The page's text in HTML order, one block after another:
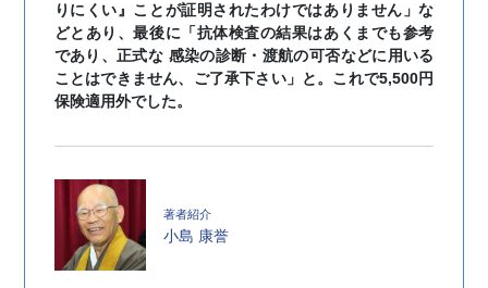
りにくい』ことが証明されたわけではありません」な
どとあり、最後に「抗体検査の結果はあくまでも参考
であり、正式な 感染の診断・渡航の可否などに用いる
ことはできません、ご了承下さい」と。これで5,500円
保険適用外でした。
小島 康誉